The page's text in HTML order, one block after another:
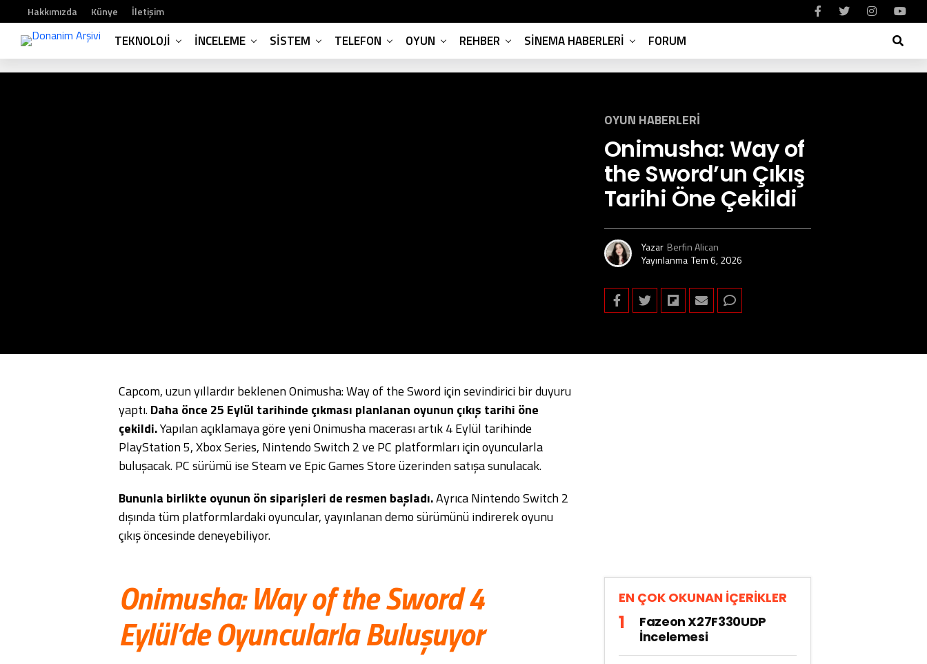
Hakkımızda Künye İletişim
TEKNOLOJI İNCELEME SISTEM TELEFON OYUN REHBER SINEMA HABERLERI FORUM
OYUN HABERLERI
Onimusha: Way of
the Sword’un Çıkış
Tarihi Öne Çekildi
Yazar Berfin Alican
Yayınlanma Tem 6, 2026
Capcom, uzun yıllardır beklenen Onimusha: Way of the Sword için sevindirici bir duyuru
yaptı.Daha önce 25 Eylül tarihinde çıkması planlanan oyunun çıkış tarihi öne
çekildi.Yapılan açıklamaya göre yeni Onimusha macerası artık 4 Eylül tarihinde
PlayStation 5, Xbox Series, Nintendo Switch 2 ve PC platformları için oyuncularla
buluşacak. PC sürümü ise Steam ve Epic Games Store üzerinden satışa sunulacak.
Bununla birlikte oyunun ön siparişleri de resmen başladı.Ayrıca Nintendo Switch 2
dışında tüm platformlardaki oyuncular, yayınlanan demo sürümünü indirerek oyunu
çıkış öncesinde deneyebiliyor.
Onimusha: Way of the Sword 4
Eylül’de Oyuncularla Buluşuyor
EN ÇOK OKUNAN İÇERİKLER
Fazeon X27F330UDP
İncelemesi